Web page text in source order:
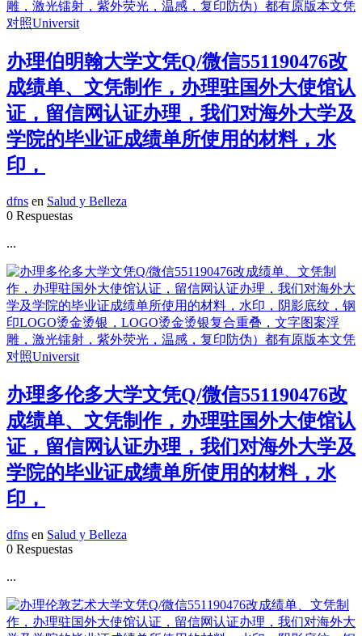
办理伯明翰大学文凭Q/微信551190476改
成绩单、文凭制作，办理驻国外大使馆认
证，留信网认证办理，我们对海外大学及
学院的毕业证成绩单所使用的材料，水
印，
dfns en Salud y Belleza
0 Respuestas
...
办理多伦多大学文凭Q/微信551190476改
成绩单、文凭制作，办理驻国外大使馆认
证，留信网认证办理，我们对海外大学及
学院的毕业证成绩单所使用的材料，水
印，
dfns en Salud y Belleza
0 Respuestas
...